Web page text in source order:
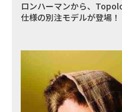
ロンハーマンから、
仕様の別注モデルが登場！